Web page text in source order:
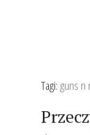
Tagi:guns n